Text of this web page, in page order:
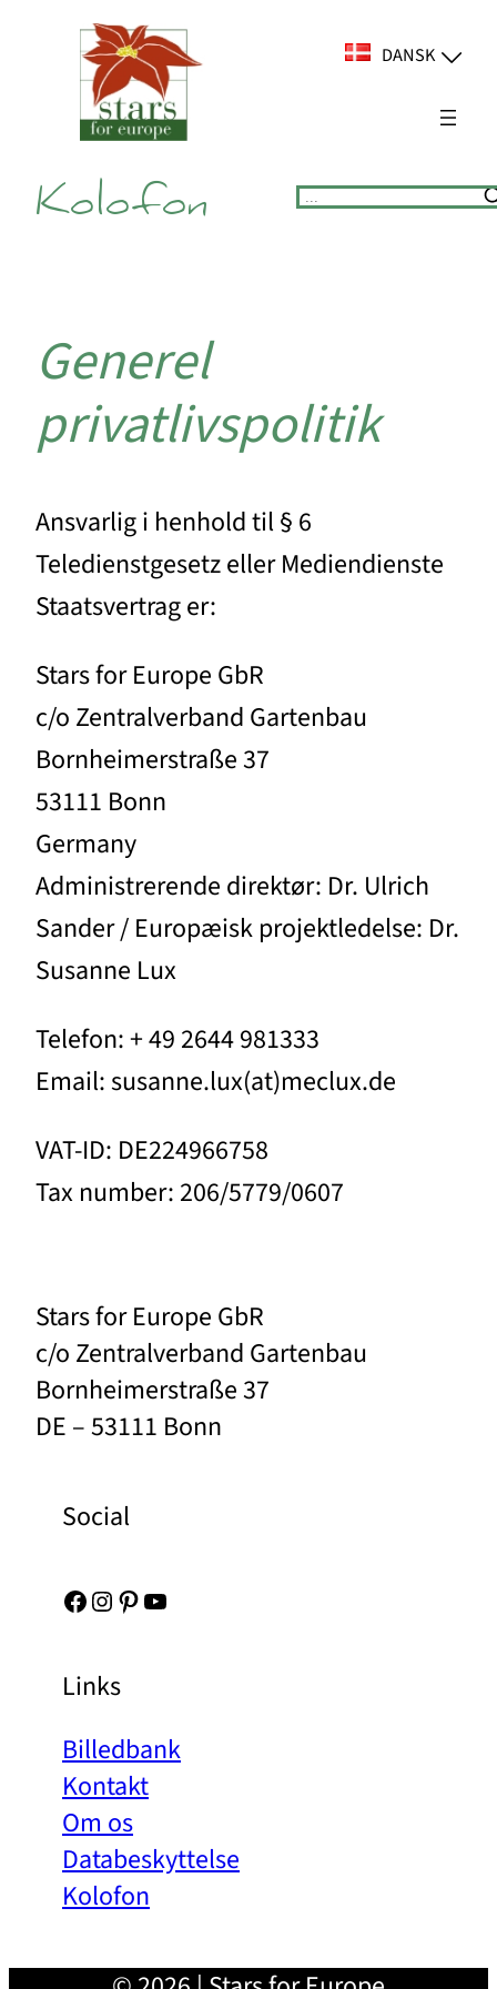
DANSK
Suchen
Kolofon
Generel
privatlivspolitik
Ansvarlig i henhold til § 6
Teledienstgesetz eller Mediendienste
Staatsvertrag er:
Stars for Europe GbR
c/o Zentralverband Gartenbau
Bornheimerstraße 37
53111 Bonn
Germany
Administrerende direktør: Dr. Ulrich
Sander / Europæisk projektledelse: Dr.
Susanne Lux
Telefon: + 49 2644 981333
Email: susanne.lux(at)meclux.de
VAT-ID: DE224966758
Tax number: 206/5779/0607
Stars for Europe GbR
c/o Zentralverband Gartenbau
Bornheimerstraße 37
DE – 53111 Bonn
Social
Facebook Instagram Pinterest YouTube
Links
Billedbank
Kontakt
Om os
Databeskyttelse
Kolofon